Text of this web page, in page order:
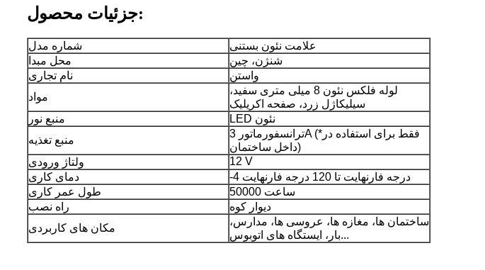
جزئیات محصول:
شماره مدل
علامت نئون بستنی
محل مبدا
شنژن، چین
نام تجاری
واستن
مواد
لوله فلکس نئون 8 میلی متری سفید،
سیلیکاژل زرد، صفحه اکریلیک
منبع نور
LED نئون
منبع تغذیه
ترانسفورماتور 3A (*فقط برای استفاده در
داخل ساختمان)
ولتاژ ورودی
12 V
دمای کاری
-4 درجه فارنهایت تا 120 درجه فارنهایت
طول عمر کاری
50000 ساعت
راه نصب
دیوار کوه
مکان های کاربردی
ساختمان ها، مغازه ها، عروسی ها، مدارس،
بار، ایستگاه های اتوبوس...